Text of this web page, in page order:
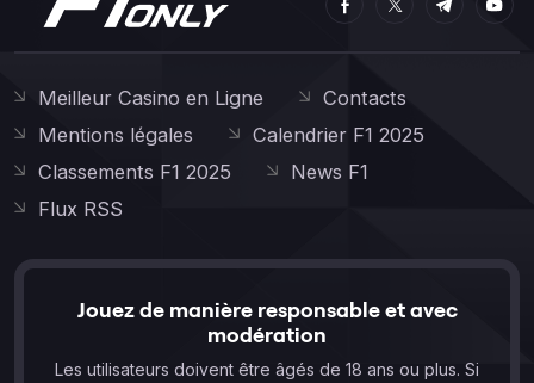
Meilleur Casino en Ligne
Contacts
Mentions légales
Calendrier F1 2025
Classements F1 2025
News F1
Flux RSS
Jouez de manière responsable et avec
modération
Les utilisateurs doivent être âgés de 18 ans ou plus. Si